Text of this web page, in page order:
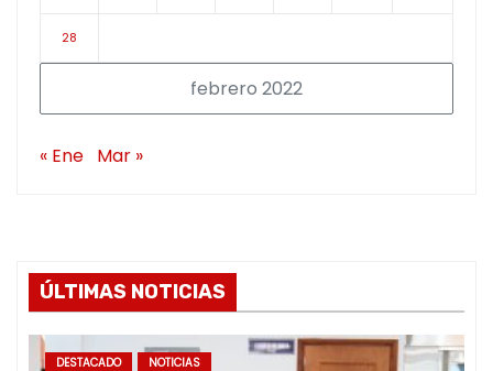
febrero 2022
28
« Ene Mar »
ÚLTIMAS NOTICIAS
DESTACADO NOTICIAS